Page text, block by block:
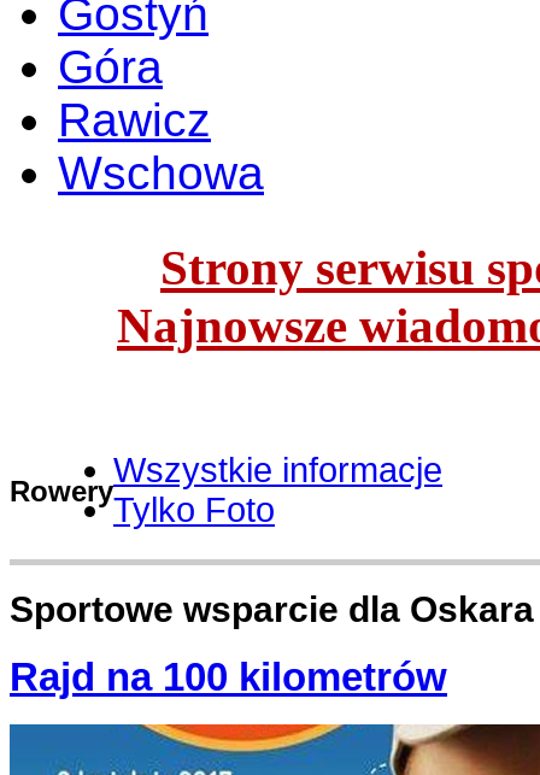
Gostyń
Góra
Rawicz
Wschowa
Strony serwisu
Najnowsze
Rowery
Wszystkie informacje
Tylko Foto
Sportowe wsparcie dla Oskara
Rajd na 100 kilometrów